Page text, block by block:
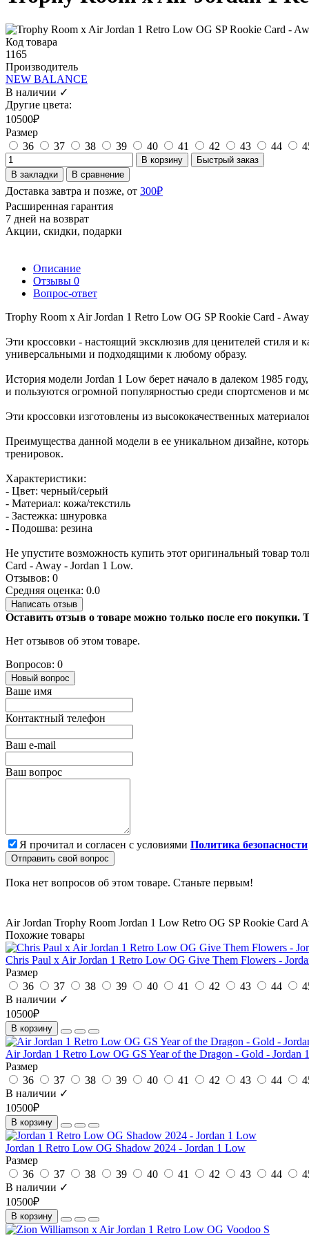
Код товара
1165
Производитель
NEW BALANCE
В наличии ✓
Другие цвета:
10500₽
Размер
36
37 38 39 40 41 42 43 44
В корзину
Быстрый заказ
В закладки
В сравнение
Доставка завтра и позже, от 300₽
Расширенная гарантия
7 дней на возврат
Акции, скидки, подарки
Описание
Отзывы 0
Вопрос-ответ
Trophy Room x Air Jordan 1 Retro Low OG SP Rookie Card -
Эти кроссовки - настоящий эксклюзив для ценителей стиля и
универсальными и подходящими к любому образу.
История модели Jordan 1 Low берет начало в далеком 1985
и пользуются огромной популярностью среди спортсменов и
Эти кроссовки изготовлены из высококачественных
Преимущества данной модели в ее уникальном дизайне,
тренировок.
Характеристики:
- Цвет: черный/серый
- Материал: кожа/текстиль
- Застежка: шнуровка
- Подошва: резина
Не упустите возможность купить этот оригинальный товар
Card - Away - Jordan 1 Low.
Отзывов: 0
Средняя оценка: 0.0
Написать отзыв
Оставить отзыв о товаре можно только после его
Нет отзывов об этом товаре.
Вопросов: 0
Новый вопрос
Ваше имя
Контактный телефон
Ваш e-mail
Ваш вопрос
Я прочитал и согласен с условиями Политика безопасности
Отправить свой вопрос
Пока нет вопросов об этом товаре. Станьте первым!
Air Jordan Trophy Room Jordan 1 Low Retro OG SP Rookie Card
Похожие товары
Chris Paul x Air Jordan 1 Retro Low OG Give Them Flowers -
Размер
36
37 38 39 40 41 42 43 44
В наличии ✓
10500₽
В корзину
Air Jordan 1 Retro Low OG GS Year of the Dragon - Gold - Jordan
Размер
36
37 38 39 40 41 42 43 44
В наличии ✓
10500₽
В корзину
Jordan 1 Retro Low OG Shadow 2024 - Jordan 1 Low
Размер
36
37 38 39 40 41 42 43 44
В наличии ✓
10500₽
В корзину